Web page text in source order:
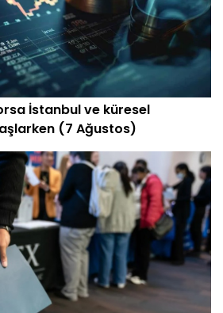
İstanbul ve küresel
(7 Ağustos)